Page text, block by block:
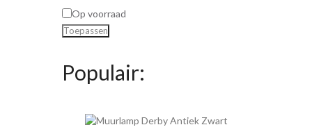
Op voorraad
Toepassen
Populair: